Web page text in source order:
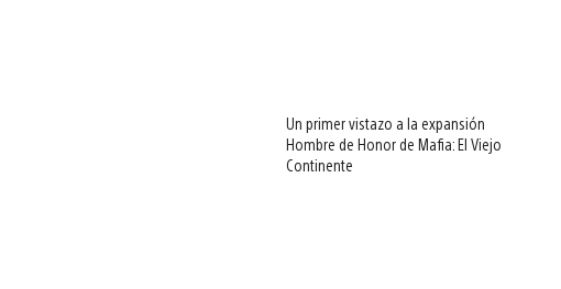
Un primer vistazo a la expansión
Hombre de Honor de Mafia: El Viejo
Continente